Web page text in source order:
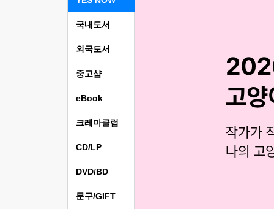
국내도서
외국도서
중고샵
eBook
크레마클럽
CD/LP
DVD/BD
문구/GIFT